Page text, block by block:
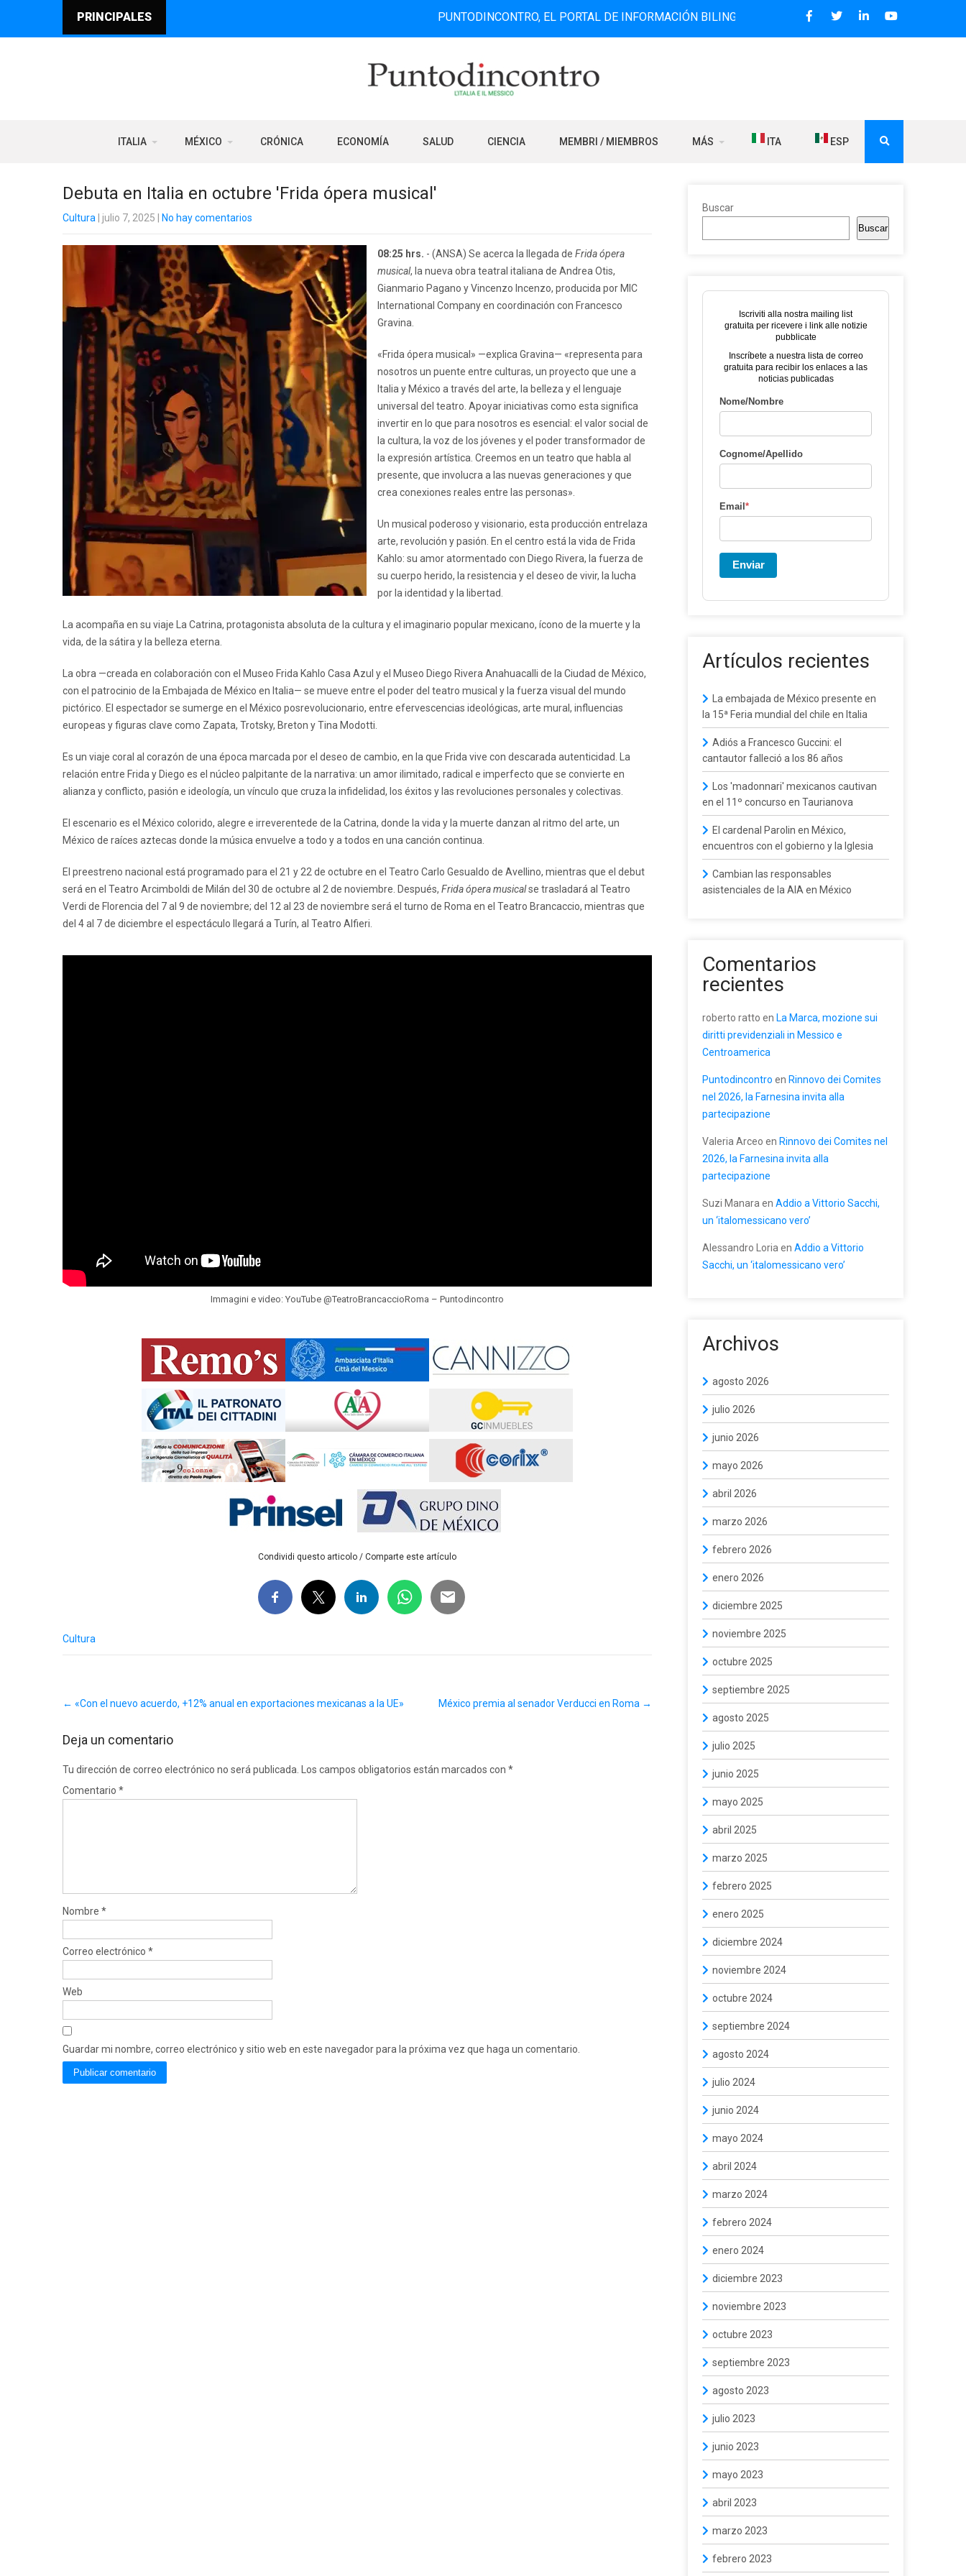
PRINCIPALES PUNTODINCONTRO, EL PORTAL DE INFORMACIÓN BILINGÜE QUE DESDE 2006 DIFUNDE NOTICIAS SOBRE LA
ITALIA MÉXICO CRÓNICA ECONOMÍA SALUD CIENCIA MEMBRI / MIEMBROS MÁS ITA ESP
Debuta en Italia en octubre 'Frida ópera musical'
Cultura | julio 7, 2025 No hay comentarios
08:25 hrs. - (ANSA) Se acerca la llegada de Frida ópera
musical, la nueva obra teatral italiana de Andrea Otis,
Gianmario Pagano y Vincenzo Incenzo, producida por MIC
International Company en coordinación con Francesco
Gravina.
«Frida ópera musical» —explica Gravina— «representa para
nosotros un puente entre culturas, un proyecto que une a
Italia y México a través del arte, la belleza y el lenguaje
universal del teatro. Apoyar iniciativas como esta significa
invertir en lo que para nosotros es esencial: el valor social de
la cultura, la voz de los jóvenes y el poder transformador de
la expresión artística. Creemos en un teatro que habla al
presente, que involucra a las nuevas generaciones y que
crea conexiones reales entre las personas».
Un musical poderoso y visionario, esta producción entrelaza
arte, revolución y pasión. En el centro está la vida de Frida
Kahlo: su amor atormentado con Diego Rivera, la fuerza de
su cuerpo herido, la resistencia y el deseo de vivir, la lucha
por la identidad y la libertad.
La acompaña en su viaje La Catrina, protagonista absoluta de la cultura y el imaginario popular mexicano, ícono de la muerte y la
vida, de la sátira y la belleza eterna.
La obra —creada en colaboración con el Museo Frida Kahlo Casa Azul y el Museo Diego Rivera Anahuacalli de la Ciudad de México,
con el patrocinio de la Embajada de México en Italia— se mueve entre el poder del teatro musical y la fuerza visual del mundo
pictórico. El espectador se sumerge en el México posrevolucionario, entre efervescencias ideológicas, arte mural, influencias
europeas y figuras clave como Zapata, Trotsky, Breton y Tina Modotti.
Es un viaje coral al corazón de una época marcada por el deseo de cambio, en la que Frida vive con descarada autenticidad. La
relación entre Frida y Diego es el núcleo palpitante de la narrativa: un amor ilimitado, radical e imperfecto que se convierte en
alianza y conflicto, pasión e ideología, un vínculo que cruza la infidelidad, los éxitos y las revoluciones personales y colectivas.
El escenario es el México colorido, alegre e irreverentede de la Catrina, donde la vida y la muerte danzan al ritmo del arte, un
México de raíces aztecas donde la música envuelve a todo y a todos en una canción continua.
El preestreno nacional está programado para el 21 y 22 de octubre en el Teatro Carlo Gesualdo de Avellino, mientras que el debut
será en el Teatro Arcimboldi de Milán del 30 de octubre al 2 de noviembre. Después, Frida ópera musicalse trasladará al Teatro
Verdi de Florencia del 7 al 9 de noviembre; del 12 al 23 de noviembre será el turno de Roma en el Teatro Brancaccio, mientras que
del 4 al 7 de diciembre el espectáculo llegará a Turín, al Teatro Alfieri.
Immagini e video: YouTube @TeatroBrancaccioRoma – Puntodincontro
Condividi questo articolo / Comparte este artículo
Cultura
navigation
← «Con el nuevo acuerdo, +12% anual en exportaciones mexicanas a la UE» México premia al senador Verducci en Roma →
Deja un comentario
Tu dirección de correo electrónico no será publicada. Los campos obligatorios están marcados con *
Comentario *
Nombre *
Correo electrónico *
Web
Guardar mi nombre, correo electrónico y sitio web en este navegador para la próxima vez que haga un comentario.
Buscar
Buscar
Iscriviti alla nostra mailing list
gratuita per ricevere i link alle notizie
pubblicate
Inscríbete a nuestra lista de correo
gratuita para recibir los enlaces a las
noticias publicadas
Nome/Nombre
Cognome/Apellido
Email *
Enviar
Artículos recientes
La embajada de México presente en
la 15ª Feria mundial del chile en Italia
Adiós a Francesco Guccini: el
cantautor falleció a los 86 años
Los 'madonnari' mexicanos cautivan
en el 11º concurso en Taurianova
El cardenal Parolin en México,
encuentros con el gobierno y la Iglesia
Cambian las responsables
asistenciales de la AIA en México
Comentarios
recientes
roberto ratto en La Marca, mozione sui
diritti previdenziali in Messico e
Centroamerica
Puntodincontro en Rinnovo dei Comites
nel 2026, la Farnesina invita alla
partecipazione
Valeria Arceo en Rinnovo dei Comites nel
2026, la Farnesina invita alla
partecipazione
Suzi Manara en Addio a Vittorio Sacchi,
un ‘italomessicano vero’
Alessandro Loria en Addio a Vittorio
Sacchi, un ‘italomessicano vero’
Archivos
agosto 2026
julio 2026
junio 2026
mayo 2026
abril 2026
marzo 2026
febrero 2026
enero 2026
diciembre 2025
noviembre 2025
octubre 2025
septiembre 2025
agosto 2025
julio 2025
junio 2025
mayo 2025
abril 2025
marzo 2025
febrero 2025
enero 2025
diciembre 2024
noviembre 2024
octubre 2024
septiembre 2024
agosto 2024
julio 2024
junio 2024
mayo 2024
abril 2024
marzo 2024
febrero 2024
enero 2024
diciembre 2023
noviembre 2023
octubre 2023
septiembre 2023
agosto 2023
julio 2023
junio 2023
mayo 2023
abril 2023
marzo 2023
febrero 2023